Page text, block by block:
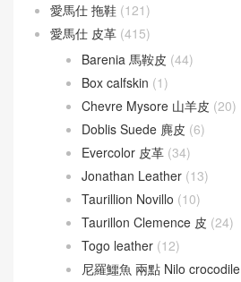
愛馬仕 拖鞋 (121)
愛馬仕 皮革 (415)
Barenia 馬鞍皮 (44)
Box calfskin (1)
Chevre Mysore 山羊皮 (20)
Doblis Suede 麂皮 (6)
Evercolor 皮革 (34)
Jonathan Leather (13)
Taurillion Novillo (10)
Taurillon Clemence 皮 (24)
Togo leather (12)
尼羅鱷魚 兩點 Nilo crocodile